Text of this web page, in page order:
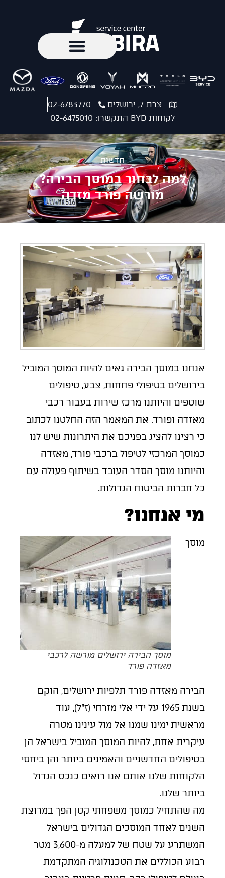
צרת 7, ירושלים
02-6783770
לקוחות BYD התקשרו: 02-6475010
חדשות
למה לבחור במוסך הבירה?
מורשה פורד מזדה
אנחנו במוסך הבירה גאים להיות המוסך המוביל
בירושלים בטיפולי פחחות, צבע, טיפולים
שוטפים והיותנו מרכז שירות בעבור רכבי
מאזדה ופורד. את המאמר הזה החלטנו לכתוב
כי רצינו להציג בפניכם את היתרונות שיש לנו
כמוסך המרכזי לטיפול ברכבי פורד, מאזדה
והיותנו מוסך הסדר העובד בשיתוף פעולה עם
כל חברות הביטוח הגדולות.
מי אנחנו?
מוסך הבירה ירושלים מורשה לרכבי
מאזדה פורד
מוסך
הבירה מאזדה פורד תלפיות ירושלים, הוקם
בשנת 1965 על ידי אלי מזרחי (ז"ל), עוד
מראשית ימינו שמנו אל מול עינינו מטרה
עיקרית אחת, להיות המוסך המוביל בישראל הן
בטיפולים החדשניים והאמינים ביותר והן ביחסי
הלקוחות שלנו אותם אנו רואים כנכס הגדול
ביותר שלנו.
מה שהתחיל כמוסך משפחתי קטן הפך במרוצת
השנים לאחד המוסכים הגדולים בישראל
המשתרע על שטח של למעלה מ-3,600 מטר
רבוע הכוללים את הטכנולוגיה המתקדמת